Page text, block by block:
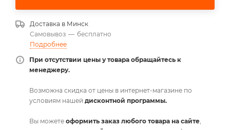
Доставка в Минск
Самовывоз — бесплатно
Подробнее
При отсутствии цены у товара обращайтесь к
менеджеру.
Возможна скидка от цены в интернет-магазине по
условиям нашей дисконтной программы.
Вы можете оформить заказ любого товара на сайте,